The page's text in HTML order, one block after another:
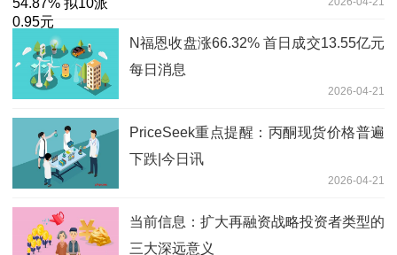
N福恩收盘涨66.32% 首日成交13.55亿元
每日消息
2026-04-21
PriceSeek重点提醒：丙酮现货价格普遍
下跌|今日讯
2026-04-21
当前信息：扩大再融资战略投资者类型的
三大深远意义